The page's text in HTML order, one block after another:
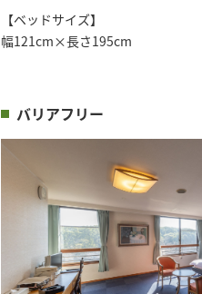
【ベッドサイズ】
幅121cm×長さ195cm
バリアフリー